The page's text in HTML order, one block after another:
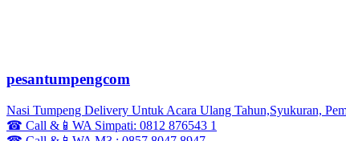
pesantumpengcom
Nasi Tumpeng Delivery Untuk Acara Ulang Tahun,Syukuran,
☎ Call &📱WA Simpati: 0812 876543 1